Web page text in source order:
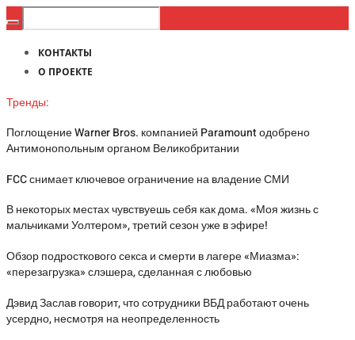
КОНТАКТЫ
О ПРОЕКТЕ
Тренды:
Поглощение Warner Bros. компанией Paramount одобрено
Антимонопольным органом Великобритании
FCC снимает ключевое ограничение на владение СМИ
В некоторых местах чувствуешь себя как дома. «Моя жизнь с
мальчиками Уолтером», третий сезон уже в эфире!
Обзор подросткового секса и смерти в лагере «Миазма»:
«перезагрузка» слэшера, сделанная с любовью
Дэвид Заслав говорит, что сотрудники ВБД работают очень
усердно, несмотря на неопределенность